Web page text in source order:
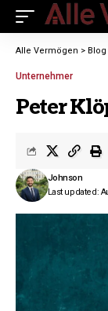
Alle Vermögen > Blog
Unternehmer
Peter
Last updated:
Johnson